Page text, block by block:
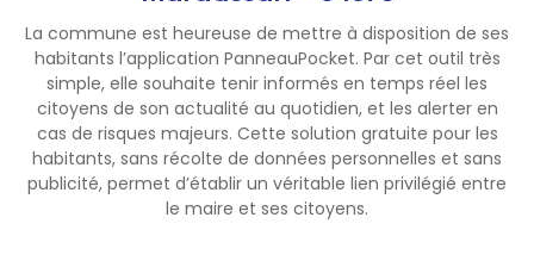
La commune est heureuse de mettre à disposition de ses
habitants l’application PanneauPocket. Par cet outil très
simple, elle souhaite tenir informés en temps réel les
citoyens de son actualité au quotidien, et les alerter en
cas de risques majeurs. Cette solution gratuite pour les
habitants, sans récolte de données personnelles et sans
publicité, permet d’établir un véritable lien privilégié entre
le maire et ses citoyens.